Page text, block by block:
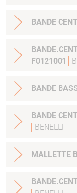
BANDE
F0121001
BANDE
BANDE
BENELLI
MALLETTE